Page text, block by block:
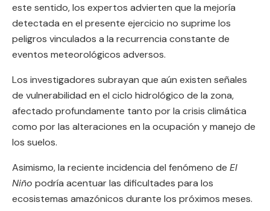
este sentido, los expertos advierten que la mejoría
detectada en el presente ejercicio no suprime los
peligros vinculados a la recurrencia constante de
eventos meteorológicos adversos.
Los investigadores subrayan que aún existen señales
de vulnerabilidad en el ciclo hidrológico de la zona,
afectado profundamente tanto por la crisis climática
como por las alteraciones en la ocupación y manejo de
los suelos.
Asimismo, la reciente incidencia del fenómeno de El
Niño podría acentuar las dificultades para los
ecosistemas amazónicos durante los próximos meses.